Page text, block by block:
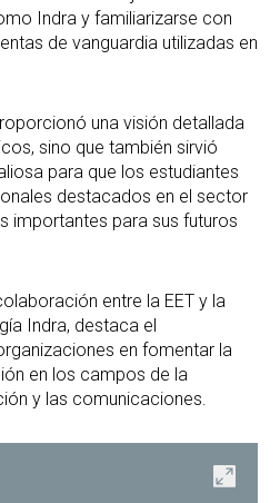
Indra y familiarizarse con
de vanguardia utilizadas en
una visión detallada
sino que también sirvió
para que los estudiantes
destacados en el sector
importantes para sus futuros
entre la EET y la
Indra, destaca el
en fomentar la
en los campos de la
y las comunicaciones.
Abrir